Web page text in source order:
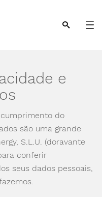
e
do
são uma grande
S.L.U. (doravante
conferir
seus dados pessoais,